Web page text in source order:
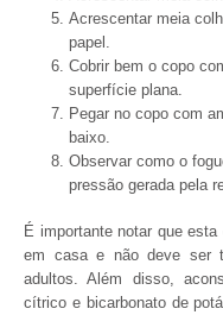
Acrescentar meia
papel.
Cobrir bem o copo
superfície plana.
Pegar no copo com
baixo.
Observar como o
pressão gerada pela
É importante notar que
em casa e não deve ser
adultos. Além disso,
cítrico e bicarbonato de